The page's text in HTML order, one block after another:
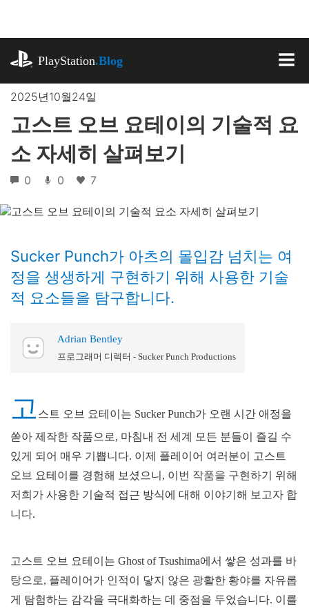
로
뛰
PlayStation.Blog
2025년10월24일
고스트 오브 요테이의 기술적 요
소 자세히 살펴보기
0 0 7
Sucker Punch가 아츠의 몰입감 넘치는 여
정을 생생하게 구현하기 위해 사용한 기술
적 요소들을 탐구합니다.
Adrian Bentley
프로그래머 디렉터 - Sucker Punch Productions
고 스트 오브 요테이는 Sucker Punch가 오랜 시간 애정을
쏟아 제작한 작품으로, 마침내 전 세계 모든 분들이 즐길 수
있게 되어 매우 기쁩니다. 이제 플레이어 여러분이 고스트
오브 요테이를 경험해 보셨으니, 이번 작품을 구현하기 위해
저희가 사용한 기술적 접근 방식에 대해 이야기해 보고자 합
니다.
고스트 오브 요테이는 Ghost of Tsushima에서 쌓은 성과를 바
탕으로, 플레이어가 인적이 닿지 않은 광활한 황야를 자유롭
게 탐험하는 감각을 극대화하는 데 중점을 두었습니다. 이를